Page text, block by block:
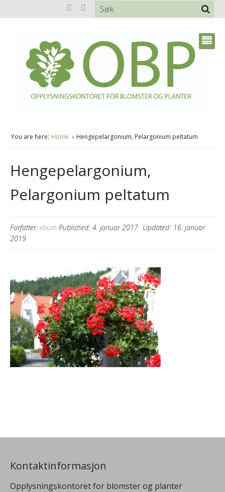
You are here: Home Hengepelargonium, Pelargonium peltatum
Hengepelargonium,
Pelargonium peltatum
Forfatter: idium Published: 4. januar 2017 Updated: 16. januar
2019
Kontaktinformasjon
Opplysningskontoret for blomster og planter